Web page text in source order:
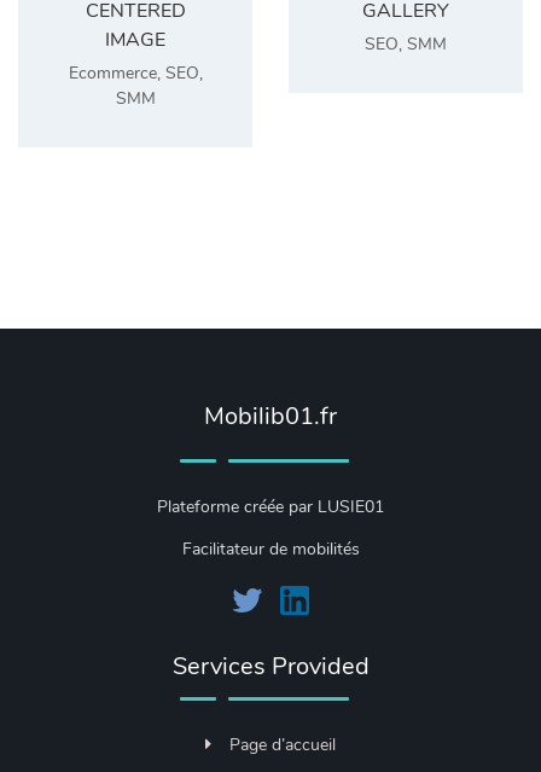
CENTERED
IMAGE
Ecommerce, SEO,
SMM
GALLERY
SEO, SMM
Mobilib01.fr
Plateforme créée par LUSIE01
Facilitateur de mobilités
Services Provided
Page d’accueil